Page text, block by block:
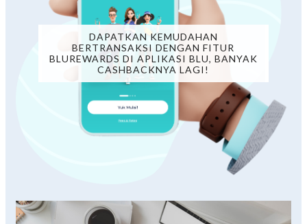
DAPATKAN KEMUDAHAN
BERTRANSAKSI DENGAN FITUR
BLUREWARDS DI APLIKASI BLU, BANYAK
CASHBACKNYA LAGI!